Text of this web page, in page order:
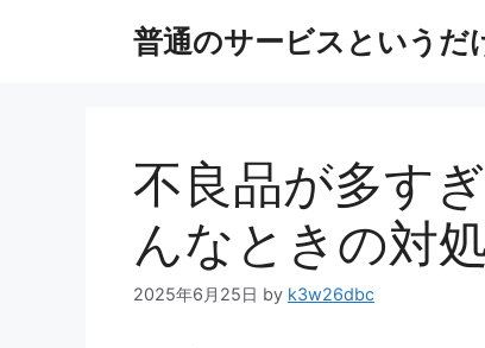
普通のサービスというだ
不良品が多す
んなときの対
2025年6月25日 by k3w26dbc